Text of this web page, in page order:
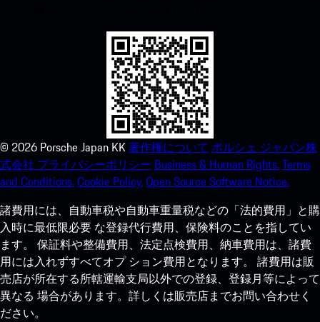
© 2026 Porsche Japan KK著作権について ポルシェ ジャパン株
式会社 プライバシーポリシー Business & Human Rights.Terms
and Conditions.Cookie Policy.Open Source Software Notice.
諸費用には、自動車税や自動車重量税などの「法的費用」と購
入時に最低限必要 な登録代行費用、保険料のことを指してい
ます。 保証料や整備費用、法定点検費用、納車費用は、諸費
用には入れずすべてオプ ション費用となります。 諸費用は販
売店が所在する所轄運輸支局以外での登録、登録月等によって
異なる 場合があります。詳しくは販売店までお問い合わせく
ださい。